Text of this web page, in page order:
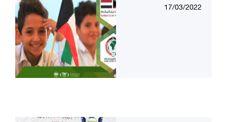
17/03/2022